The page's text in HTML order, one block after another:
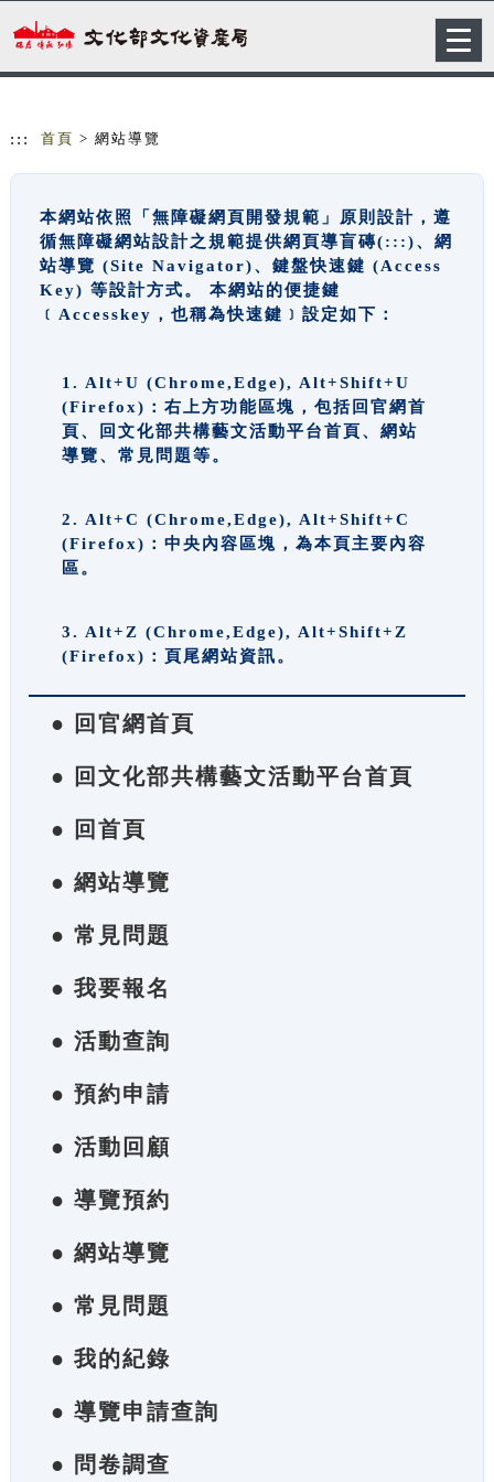
::: 首頁 > 網站導覽
本網站依照「無障礙網頁開發規範」原則設計，遵
循無障礙網站設計之規範提供網頁導盲磚(:::)、網
站導覽 (Site Navigator)、鍵盤快速鍵 (Access
Key) 等設計方式。 本網站的便捷鍵
﹝Accesskey，也稱為快速鍵﹞設定如下：
1. Alt+U (Chrome,Edge), Alt+Shift+U
(Firefox)：右上方功能區塊，包括回官網首
頁、回文化部共構藝文活動平台首頁、網站
導覽、常見問題等。
2. Alt+C (Chrome,Edge), Alt+Shift+C
(Firefox)：中央內容區塊，為本頁主要內容
區。
3. Alt+Z (Chrome,Edge), Alt+Shift+Z
(Firefox)：頁尾網站資訊。
● 回官網首頁
● 回文化部共構藝文活動平台首頁
● 回首頁
● 網站導覽
● 常見問題
● 我要報名
● 活動查詢
● 預約申請
● 活動回顧
● 導覽預約
● 網站導覽
● 常見問題
● 我的紀錄
● 導覽申請查詢
● 問卷調查